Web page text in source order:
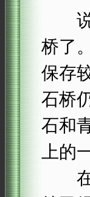
说
桥了
保存
石桥
石和
上的
在